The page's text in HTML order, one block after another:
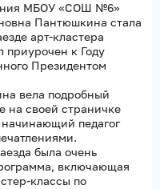
МБОУ «СОШ №6»
Пантюшкина стала
арт-кластера
приурочен к Году
Президентом
вела подробный
на своей страничке
начинающий педагог
была очень
включающая
классы по